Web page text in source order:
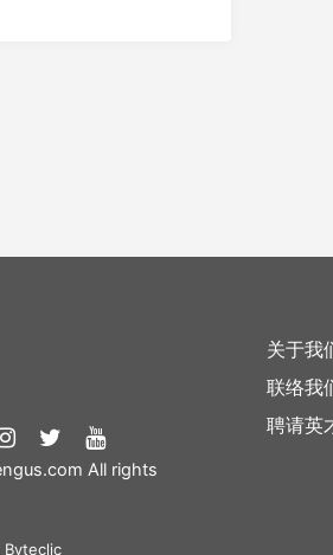
All rights
Byteclic
关于我
联络我
聘请英